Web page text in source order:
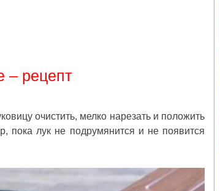
– рецепт
очистить, мелко нарезать и положить
пока лук не подрумянится и не появится